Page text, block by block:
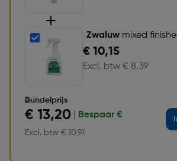
Zwaluw mixed
€ 10,15
Excl. btw € 8,39
Bundelprijs
€ 13,20 Bespaar €
Excl. btw € 10,91